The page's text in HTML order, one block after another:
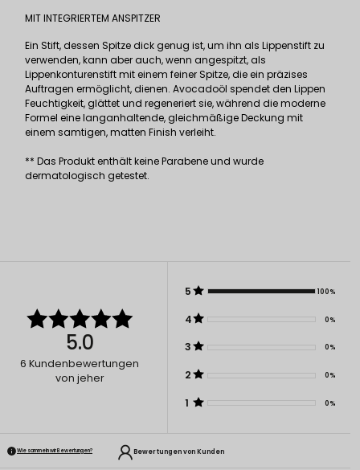
MIT INTEGRIERTEM ANSPITZER
Ein Stift, dessen Spitze dick genug ist, um ihn als Lippenstift zu
verwenden, kann aber auch, wenn angespitzt, als
Lippenkonturenstift mit einem feiner Spitze, die ein präzises
Auftragen ermöglicht, dienen. Avocadoöl spendet den Lippen
Feuchtigkeit, glättet und regeneriert sie, während die moderne
Formel eine langanhaltende, gleichmäßige Deckung mit
einem samtigen, matten Finish verleiht.
** Das Produkt enthält keine Parabene und wurde
dermatologisch getestet.
5.0
6 Kundenbewertungen
von jeher
5 100%
4 0%
3 0%
2 0%
1 0%
Wie sammeln wir Bewertungen? Bewertungen von Kunden